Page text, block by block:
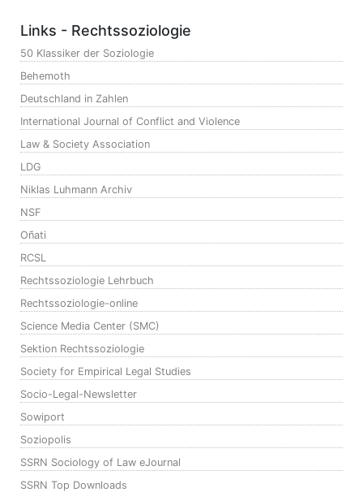
Links - Rechtssoziologie
50 Klassiker der Soziologie
Behemoth
Deutschland in Zahlen
International Journal of Conflict and Violence
Law & Society Association
LDG
Niklas Luhmann Archiv
NSF
Oñati
RCSL
Rechtssoziologie Lehrbuch
Rechtssoziologie-online
Science Media Center (SMC)
Sektion Rechtssoziologie
Society for Empirical Legal Studies
Socio-Legal-Newsletter
Sowiport
Soziopolis
SSRN Sociology of Law eJournal
SSRN Top Downloads